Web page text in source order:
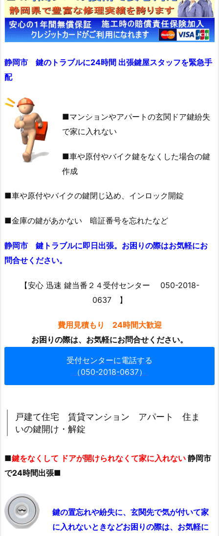
ラ
ブ
ル
修
鍵
鍵
作
成
屋
緊
手
配
1.
宅
マ
シ
ョ
パ
ー
住
ま
い
静岡市 鍵のトラブルに24時間 出張鍵屋スタッフを緊急手
配
■マンションやアパートの玄関ドア鍵紛失
で家に入れない
■車や原付やバイク鍵をなくした場合の鍵
作成
■車や原付やバイクの鍵閉じ込め、インロック開錠
■金庫の鍵があかない 暗証番号を忘れたなど
静岡市 鍵トラブルに即日出張。お困りの際はお気軽にお
問合せください。
【安心 迅速 鍵当番２４受付センター 050-2018-
0637 】
費用見積もり 24時間大歓迎
お困りの際は、お気軽にお問合せください。
受付センターに電話する
（050-2018-0637）
戸建て住宅 賃貸マンション アパート 住ま
いの鍵開け・解錠
■鍵をなくして ドアが開けられなくて家に入れない 静岡市
で24時間出張■
鍵の置忘れや紛失に、玄関先で気が付いて家
に入れないときなどお困りの際は、お気軽に